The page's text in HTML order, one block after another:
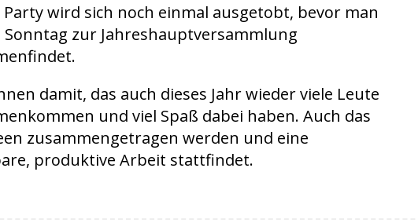
wird sich noch einmal ausgetobt, bevor man
Sonntag zur Jahreshauptversammlung
damit, das auch dieses Jahr wieder viele Leute
und viel Spaß dabei haben. Auch das
zusammengetragen werden und eine
produktive Arbeit stattfindet.